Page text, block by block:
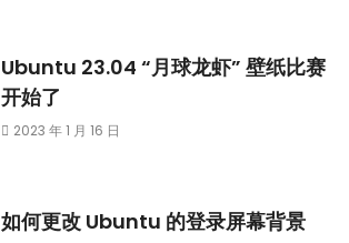
Ubuntu 23.04 “月球龙虾” 壁纸比赛
开始了
2023 年 1 月 16 日
如何更改 Ubuntu 的登录屏幕背景